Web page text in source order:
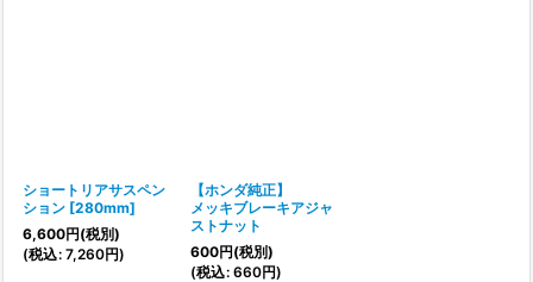
ショートリアサスペン
ション [280mm]
6,600円(税別)
(税込: 7,260円)
【ホンダ純正】
メッキブレーキアジャ
ストナット
600円(税別)
(税込: 660円)